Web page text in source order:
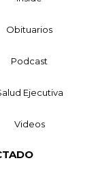
Obituarios
Podcast
Ejecutiva
Videos